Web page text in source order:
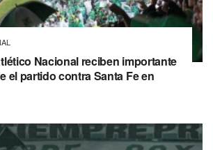
Nacional reciben importante
el partido contra Santa Fe en